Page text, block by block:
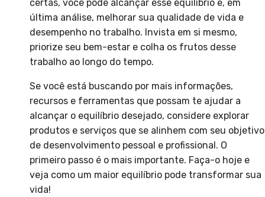
certas, você pode alcançar esse equilíbrio e, em
última análise, melhorar sua qualidade de vida e
desempenho no trabalho. Invista em si mesmo,
priorize seu bem-estar e colha os frutos desse
trabalho ao longo do tempo.
Se você está buscando por mais informações,
recursos e ferramentas que possam te ajudar a
alcançar o equilíbrio desejado, considere explorar
produtos e serviços que se alinhem com seu objetivo
de desenvolvimento pessoal e profissional. O
primeiro passo é o mais importante. Faça-o hoje e
veja como um maior equilíbrio pode transformar sua
vida!